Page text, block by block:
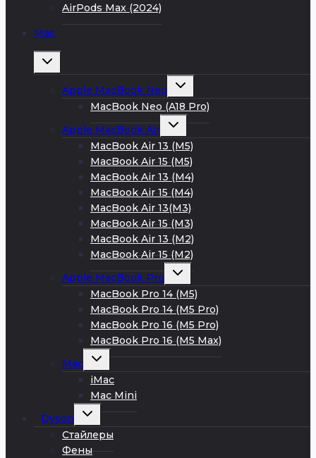
AirPods Max (2024)
Mac
Развернуть
Apple MacBook Neo
Развернуть
меню
MacBook Neo (A18 Pro)
Apple MacBook Air
Развернуть
меню
MacBook Air 13 (M5)
MacBook Air 15 (M5)
MacBook Air 13 (M4)
MacBook Air 15 (M4)
MacBook Air 13(M3)
MacBook Air 15 (M3)
MacBook Air 13 (M2)
MacBook Air 15 (M2)
Apple MacBook Pro
Развернуть
меню
MacBook Pro 14 (M5)
MacBook Pro 14 (M5 Pro)
MacBook Pro 16 (M5 Pro)
MacBook Pro 16 (M5 Max)
Mac
Развернуть
меню
iMac
Mac Mini
Dyson
Развернуть
меню
Стайлеры
Фены